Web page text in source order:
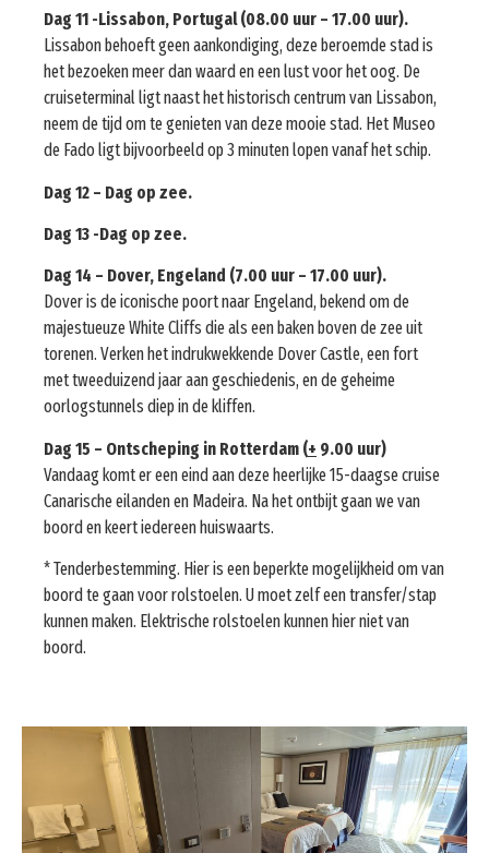
Dag 11 -Lissabon, Portugal (08.00 uur – 17.00 uur).
Lissabon behoeft geen aankondiging, deze beroemde stad is
het bezoeken meer dan waard en een lust voor het oog. De
cruiseterminal ligt naast het historisch centrum van Lissabon,
neem de tijd om te genieten van deze mooie stad. Het Museo
de Fado ligt bijvoorbeeld op 3 minuten lopen vanaf het schip.
Dag 12 – Dag op zee.
Dag 13 -Dag op zee.
Dag 14 – Dover, Engeland (7.00 uur – 17.00 uur).
Dover is de iconische poort naar Engeland, bekend om de
majestueuze White Cliffs die als een baken boven de zee uit
torenen. Verken het indrukwekkende Dover Castle, een fort
met tweeduizend jaar aan geschiedenis, en de geheime
oorlogstunnels diep in de kliffen.
Dag 15 – Ontscheping in Rotterdam (+ 9.00 uur)
Vandaag komt er een eind aan deze heerlijke 15-daagse cruise
Canarische eilanden en Madeira. Na het ontbijt gaan we van
boord en keert iedereen huiswaarts.
* Tenderbestemming. Hier is een beperkte mogelijkheid om van
boord te gaan voor rolstoelen. U moet zelf een transfer/stap
kunnen maken. Elektrische rolstoelen kunnen hier niet van
boord.